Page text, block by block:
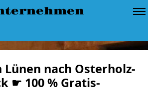
Lünen nach Osterholz-
☛ 100 % Gratis-